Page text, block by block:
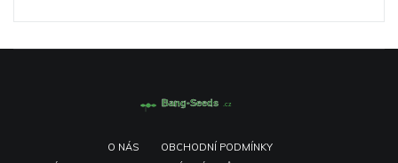
O NÁS
OBCHODNÍ PODMÍNKY